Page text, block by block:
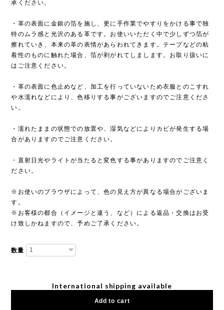
承ください。
・革の表面に金銀の箔を施し、更に手作業でやすりをかける事で独
特のムラ感と光沢のある革です。お使いいただく中で少しずつ箔が
擦れていき、本来の革の表情があらわれてきます。テープなどの粘
着性のものに触れた場合、箔が剥がれてしまします。お取り扱いに
はご注意ください。
・革の表面に色止めなど、加工を行っていないため衣服とのこすれ
や水濡れなどにより、色移りする事がございますのでご注意くださ
い。
・濡れたままの状態での放置や、湿気などによりカビが発生する場
合がありますのでご注意ください。
・直射日光やライトが当たると変色する事がありますのでご注意く
ださい。
※お使いのブラウザによって、色の見え方が異なる場合がございま
す。
※お客様の都合（イメージと違う、など）による返品・交換はお受
け致しかねますので、予めご了承ください。
数量
International shipping available
Add to cart